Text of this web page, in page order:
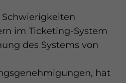
im Ticketing-System
des Systems von
hat